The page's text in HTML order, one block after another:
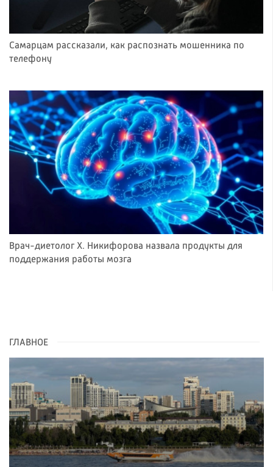
Самарцам рассказали, как распознать мошенника по
телефону
Врач-диетолог Х. Никифорова назвала продукты для
поддержания работы мозга
ГЛАВНОЕ